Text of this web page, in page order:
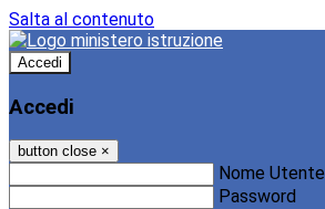
Salta al contenuto
Accedi
Accedi
button close ×
Nome Utente
Password